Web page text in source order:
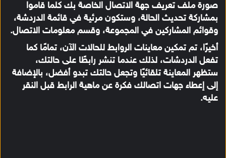
صورة ملف تعريف جهة الاتصال الخاصة بك كلما قاموا
بمشاركة تحديث الحالة، وستكون مرئية في قائمة الدردشة،
وقوائم المشاركين في المجموعة، وقسم معلومات الاتصال.
أخيرًا، تم تمكين معاينات الروابط للحالات الآن، تمامًا كما
تفعل الدردشات، لذلك عندما تنشر رابطًا على حالتك،
ستظهر المعاينة تلقائيًا وتجعل حالتك تبدو أفضل، بالإضافة
إلى إعطاء جهات اتصالك فكرة عن ماهية الرابط قبل النقر
عليه.